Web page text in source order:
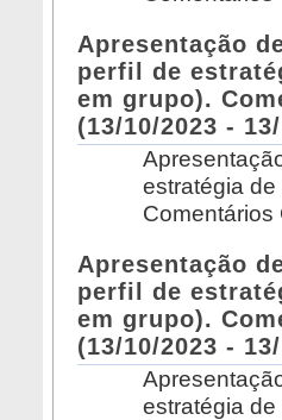
Apresentação
perfil de
em grupo).
(13/10/2023 -
estratégia
Comentários
Apresentação
perfil de
em grupo).
(13/10/2023 -
estratégia